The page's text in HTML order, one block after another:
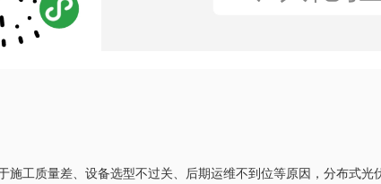
施工质量差、设备选型不过关、后期运维不到位等原因，分布式